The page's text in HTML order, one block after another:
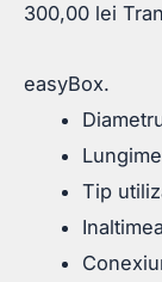
300,00 lei
easyBox.
Tip